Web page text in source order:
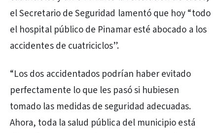
el Secretario de Seguridad lamentó que hoy “todo
el hospital público de Pinamar esté abocado a los
accidentes de cuatriciclos”.
“Los dos accidentados podrían haber evitado
perfectamente lo que les pasó si hubiesen
tomado las medidas de seguridad adecuadas.
Ahora, toda la salud pública del municipio está